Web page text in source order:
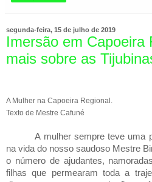
segunda-feira, 15 de julho de 2019
Imersão em Capoeira
mais sobre as
A Mulher na Capoeira Regional.
Texto de Mestre Cafuné
A mulher sempre teve uma
na vida do nosso saudoso Mestre
o número de ajudantes,
filhas que permearam toda a